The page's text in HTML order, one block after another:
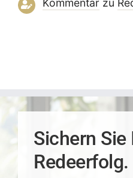
Kommentarzu
Sichern Sie
Redeerfolg.